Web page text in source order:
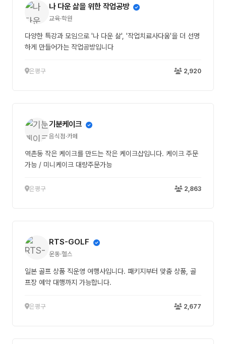
나 다운 삶을 위한 작업공방
교육·학원
다양한 특강과 모임으로 '나 다운 삶', '작업치료사다움'을 더 선명
하게 만들어가는 작업공방입니다
은평구 2,920
기분케이크
음식점·카페
역촌동 작은 케이크를 만드는 작은 케이크샵입니다. 케이크 주문
가능 / 미니케이크 대량주문가능
은평구 2,863
RTS-GOLF
운동·헬스
일본 골프 상품 직운영 여행사입니다. 패키지부터 맞춤 상품, 골
프장 예약 대행까지 가능합니다.
은평구 2,677